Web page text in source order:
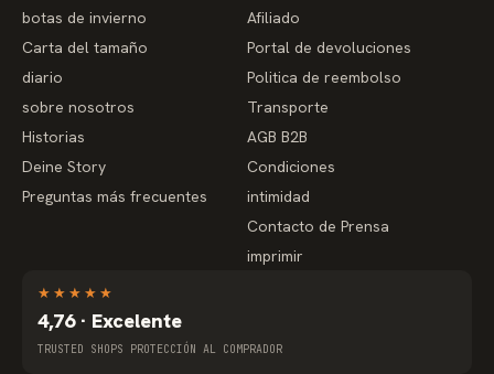
botas de invierno
Carta del tamaño
diario
sobre nosotros
Historias
Deine Story
Preguntas más frecuentes
Afiliado
Portal de devoluciones
Politica de reembolso
Transporte
AGB B2B
Condiciones
intimidad
Contacto de Prensa
imprimir
★ ★ ★ ★ ★
4,76 · Excelente
TRUSTED SHOPS PROTECCIÓN AL COMPRADOR